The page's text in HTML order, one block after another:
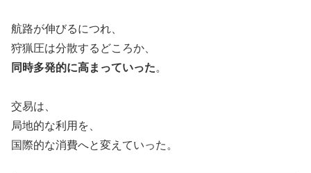
航路が伸びるにつれ、
狩猟圧は分散するどころか、
同時多発的に高まっていった。
交易は、
局地的な利用を、
国際的な消費へと変えていった。